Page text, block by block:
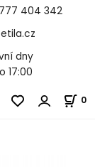
404 342
dny
17:00
0